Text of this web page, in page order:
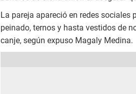
La pareja apareció en redes
peinado, ternos y hasta vestidos de
canje, según expuso Magaly Medina.